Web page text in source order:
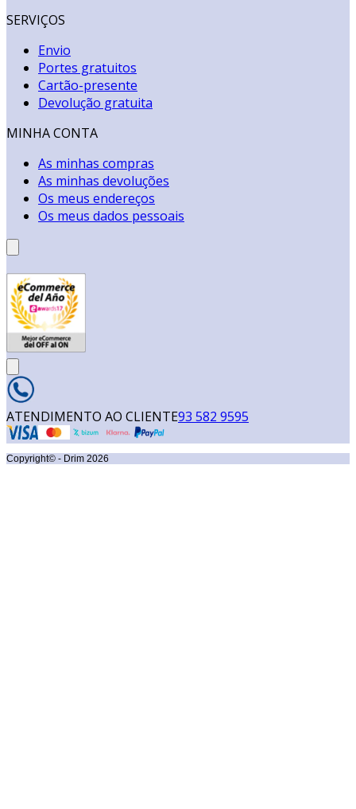
SERVIÇOS
Envio
Portes gratuitos
Cartão-presente
Devolução gratuita
MINHA CONTA
As minhas compras
As minhas devoluções
Os meus endereços
Os meus dados pessoais
ATENDIMENTO AO CLIENTE93 582 9595
Copyright© - Drim 2026